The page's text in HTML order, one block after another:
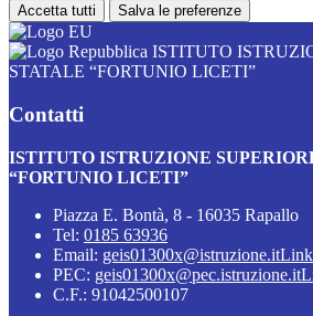
Accetta tutti Salva le preferenze
ISTITUTO
STATALE “FORTUNIO LICETI”
Contatti
ISTITUTO ISTRUZIONE
“FORTUNIO LICETI”
Piazza E. Bontà, 8 - 16035 Rapallo
Tel: 0185 63936
Email: geis01300x@istruzione.itLink
PEC: geis01300x@pec.istruzione.it
C.F.: 91042500107